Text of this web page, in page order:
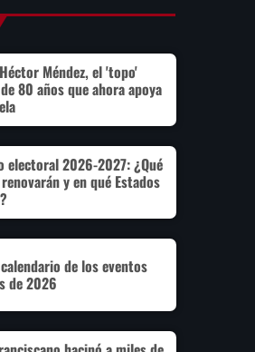
Méndez, el 'topo'
80 años que ahora apoya
electoral 2026-2027: ¿Qué
y en qué Estados
de los eventos
de 2026